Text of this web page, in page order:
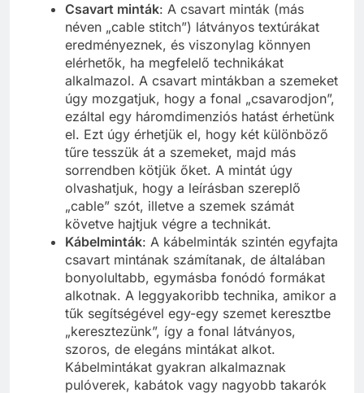
Csavart minták: A csavart minták (más
néven „cable stitch”) látványos textúrákat
eredményeznek, és viszonylag könnyen
elérhetők, ha megfelelő technikákat
alkalmazol. A csavart mintákban a szemeket
úgy mozgatjuk, hogy a fonal „csavarodjon”,
ezáltal egy háromdimenziós hatást érhetünk
el. Ezt úgy érhetjük el, hogy két különböző
tűre tesszük át a szemeket, majd más
sorrendben kötjük őket. A mintát úgy
olvashatjuk, hogy a leírásban szereplő
„cable” szót, illetve a szemek számát
követve hajtjuk végre a technikát.
Kábelminták: A kábelminták szintén egyfajta
csavart mintának számítanak, de általában
bonyolultabb, egymásba fonódó formákat
alkotnak. A leggyakoribb technika, amikor a
tűk segítségével egy-egy szemet keresztbe
„keresztezünk”, így a fonal látványos,
szoros, de elegáns mintákat alkot.
Kábelmintákat gyakran alkalmaznak
pulóverek, kabátok vagy nagyobb takarók